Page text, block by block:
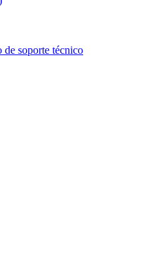
soporte técnico